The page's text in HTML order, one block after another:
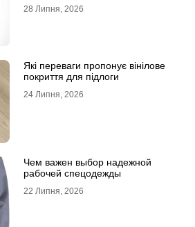
28 Липня, 2026
Які переваги пропонує вінілове
покриття для підлоги
24 Липня, 2026
Чем важен выбор надежной
рабочей спецодежды
22 Липня, 2026